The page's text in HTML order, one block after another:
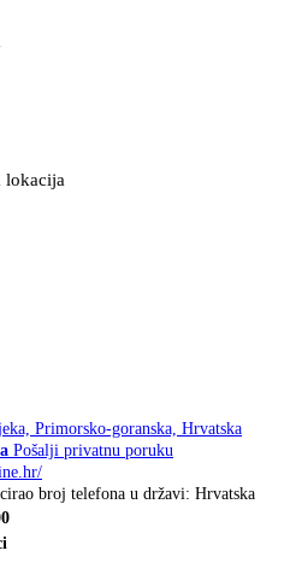
lokacija
Primorsko-goranska, Hrvatska
Pošalji privatnu poruku
broj telefona u državi: Hrvatska